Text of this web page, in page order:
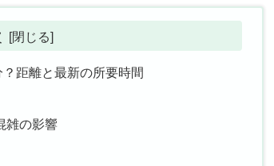
距離と最新の所要時間
雑の影響